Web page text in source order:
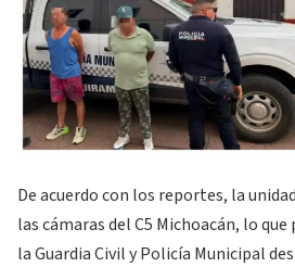
De acuerdo con los reportes, la
las cámaras del C5 Michoacán, lo
la Guardia Civil y Policía Municipal